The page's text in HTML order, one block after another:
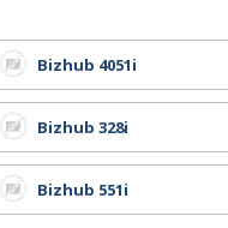
Bizhub 4051i
Bizhub 328i
Bizhub 551i